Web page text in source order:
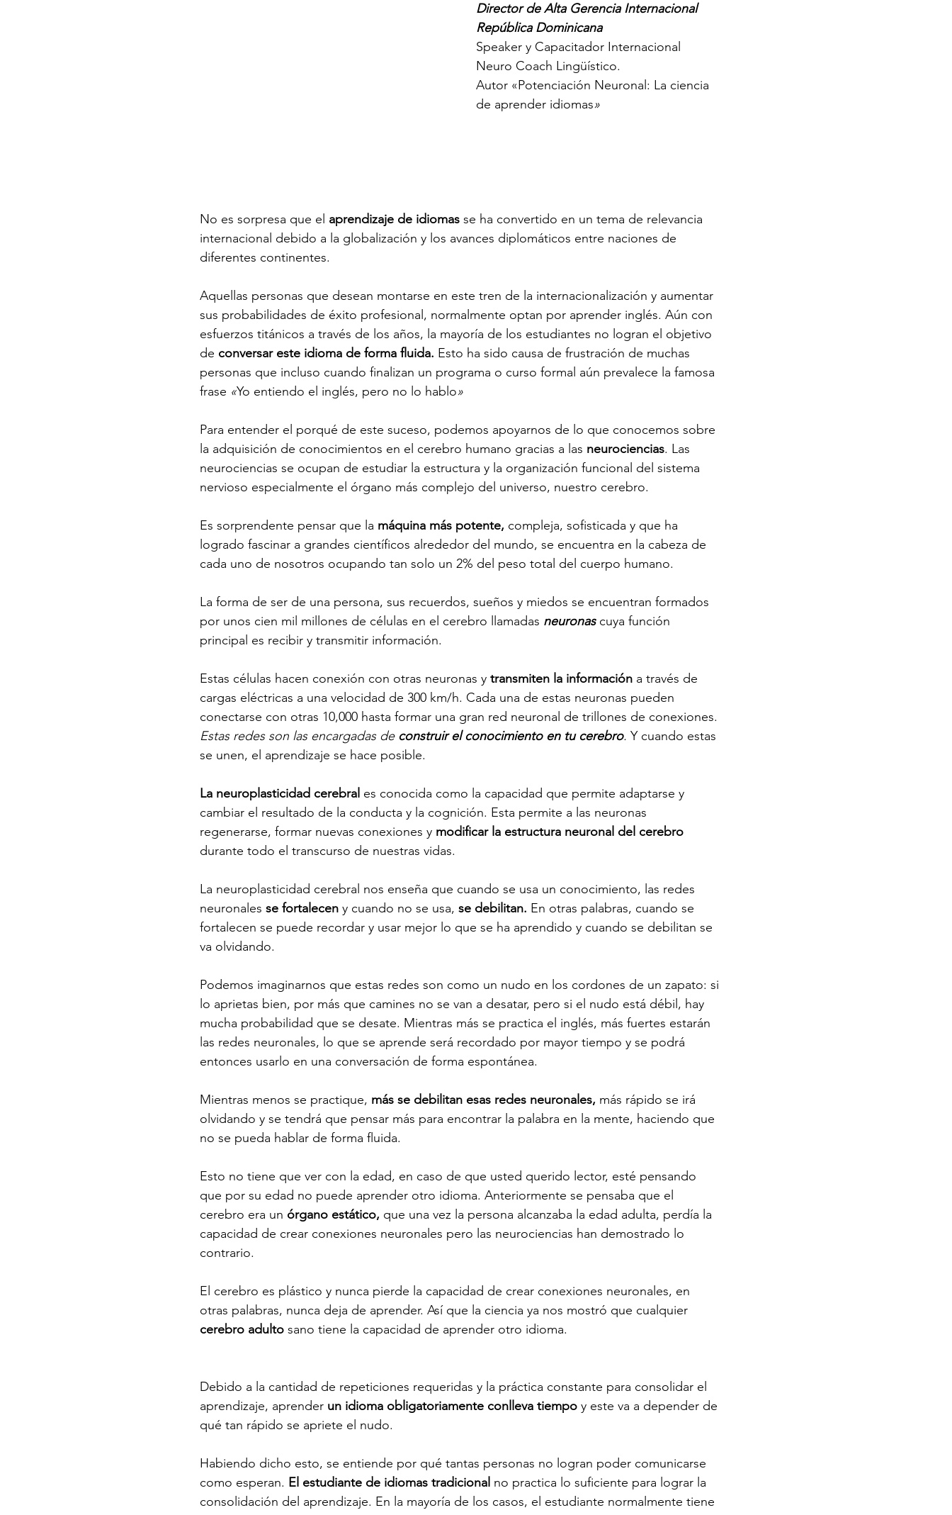
Director de Alta Gerencia Internacional
República Dominicana
Speaker y Capacitador Internacional
Neuro Coach Lingüístico.
Autor «Potenciación Neuronal: La ciencia
de aprender idiomas»
No es sorpresa que el aprendizaje de idiomas se ha convertido en un tema de relevancia
internacional debido a la globalización y los avances diplomáticos entre naciones de
diferentes continentes.
Aquellas personas que desean montarse en este tren de la internacionalización y aumentar
sus probabilidades de éxito profesional, normalmente optan por aprender inglés. Aún con
esfuerzos titánicos a través de los años, la mayoría de los estudiantes no logran el objetivo
de conversar este idioma de forma fluida. Esto ha sido causa de frustración de muchas
personas que incluso cuando finalizan un programa o curso formal aún prevalece la famosa
frase «Yo entiendo el inglés, pero no lo hablo»
Para entender el porqué de este suceso, podemos apoyarnos de lo que conocemos sobre
la adquisición de conocimientos en el cerebro humano gracias a las neurociencias. Las
neurociencias se ocupan de estudiar la estructura y la organización funcional del sistema
nervioso especialmente el órgano más complejo del universo, nuestro cerebro.
Es sorprendente pensar que la máquina más potente, compleja, sofisticada y que ha
logrado fascinar a grandes científicos alrededor del mundo, se encuentra en la cabeza de
cada uno de nosotros ocupando tan solo un 2% del peso total del cuerpo humano.
La forma de ser de una persona, sus recuerdos, sueños y miedos se encuentran formados
por unos cien mil millones de células en el cerebro llamadas neuronas cuya función
principal es recibir y transmitir información.
Estas células hacen conexión con otras neuronas y transmiten la información a través de
cargas eléctricas a una velocidad de 300 km/h. Cada una de estas neuronas pueden
conectarse con otras 10,000 hasta formar una gran red neuronal de trillones de conexiones.
Estas redes son las encargadas de construir el conocimiento en tu cerebro. Y cuando estas
se unen, el aprendizaje se hace posible.
La neuroplasticidad cerebral es conocida como la capacidad que permite adaptarse y
cambiar el resultado de la conducta y la cognición. Esta permite a las neuronas
regenerarse, formar nuevas conexiones y modificar la estructura neuronal del cerebro
durante todo el transcurso de nuestras vidas.
La neuroplasticidad cerebral nos enseña que cuando se usa un conocimiento, las redes
neuronales se fortalecen y cuando no se usa, se debilitan. En otras palabras, cuando se
fortalecen se puede recordar y usar mejor lo que se ha aprendido y cuando se debilitan se
va olvidando.
Podemos imaginarnos que estas redes son como un nudo en los cordones de un zapato: si
lo aprietas bien, por más que camines no se van a desatar, pero si el nudo está débil, hay
mucha probabilidad que se desate. Mientras más se practica el inglés, más fuertes estarán
las redes neuronales, lo que se aprende será recordado por mayor tiempo y se podrá
entonces usarlo en una conversación de forma espontánea.
Mientras menos se practique, más se debilitan esas redes neuronales, más rápido se irá
olvidando y se tendrá que pensar más para encontrar la palabra en la mente, haciendo que
no se pueda hablar de forma fluida.
Esto no tiene que ver con la edad, en caso de que usted querido lector, esté pensando
que por su edad no puede aprender otro idioma. Anteriormente se pensaba que el
cerebro era un órgano estático, que una vez la persona alcanzaba la edad adulta, perdía la
capacidad de crear conexiones neuronales pero las neurociencias han demostrado lo
contrario.
El cerebro es plástico y nunca pierde la capacidad de crear conexiones neuronales, en
otras palabras, nunca deja de aprender. Así que la ciencia ya nos mostró que cualquier
cerebro adulto sano tiene la capacidad de aprender otro idioma.
Debido a la cantidad de repeticiones requeridas y la práctica constante para consolidar el
aprendizaje, aprender un idioma obligatoriamente conlleva tiempo y este va a depender de
qué tan rápido se apriete el nudo.
Habiendo dicho esto, se entiende por qué tantas personas no logran poder comunicarse
como esperan. El estudiante de idiomas tradicional no practica lo suficiente para lograr la
consolidación del aprendizaje. En la mayoría de los casos, el estudiante normalmente tiene